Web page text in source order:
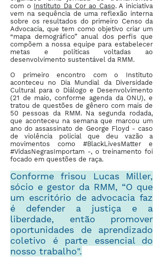
com o Instituto Da Cor ao Caso. A iniciativa
vem na sequência de uma reflexão interna
sobre os resultados do primeiro Censo da
Advocacia, que tem como objetivo criar um
“mapa demográfico” anual dos perfis que
compõem a nossa equipe para estabelecer
metas e políticas voltadas ao
desenvolvimento sustentável da RMM.
O primeiro encontro com o Instituto
aconteceu no Dia Mundial da Diversidade
Cultural para o Diálogo e Desenvolvimento
(21 de maio, conforme agenda da ONU), e
tratou de questões de gênero com mais de
50 pessoas da RMM. Na segunda rodada,
que aconteceu na semana que marcou um
ano do assassinato de George Floyd - caso
de violência policial que deu vazão a
movimentos como #BlackLivesMatter e
#VidasNegrasImportam -, o treinamento foi
focado em questões de raça.
Conforme frisou Lucas Miller,
sócio e gestor da RMM, “O que
um escritório de advocacia faz
é defender a justiça e a
liberdade, então promover
oportunidades de aprendizado
coletivo é parte essencial do
nosso trabalho".